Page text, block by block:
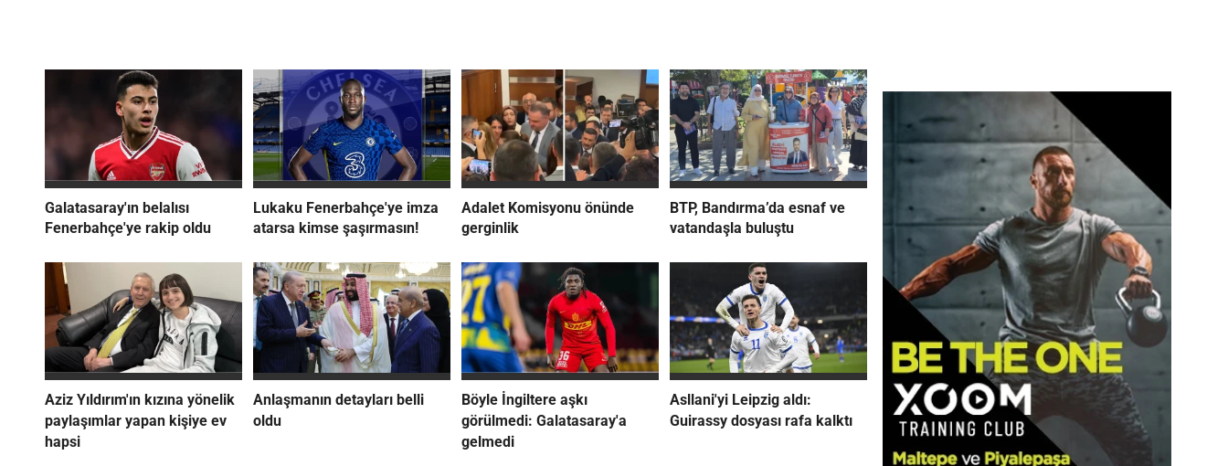
Galatasaray'ın belalısı
Fenerbahçe'ye rakip oldu
Lukaku Fenerbahçe'ye imza
atarsa kimse şaşırmasın!
Adalet Komisyonu önünde
gerginlik
BTP, Bandırma’da esnaf ve
vatandaşla buluştu
Aziz Yıldırım'ın kızına yönelik
paylaşımlar yapan kişiye ev
hapsi
Anlaşmanın detayları belli
oldu
Böyle İngiltere aşkı
görülmedi: Galatasaray'a
gelmedi
Asllani'yi Leipzig aldı:
Guirassy dosyası rafa kalktı